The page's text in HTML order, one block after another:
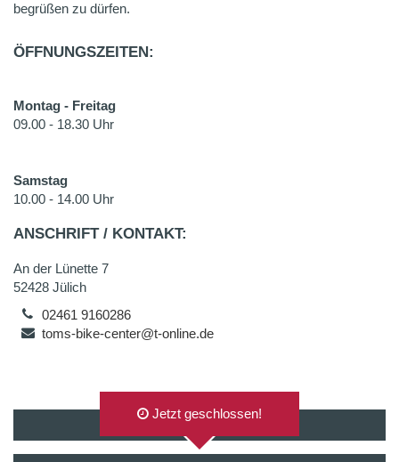
begrüßen zu dürfen.
ÖFFNUNGSZEITEN:
Montag - Freitag
09.00 - 18.30 Uhr
Samstag
10.00 - 14.00 Uhr
ANSCHRIFT / KONTAKT:
An der Lünette 7
52428 Jülich
02461 9160286
toms-bike-center@t-online.de
AUF GOOGLEMAPS ANZEIGEN
Jetzt geschlossen!